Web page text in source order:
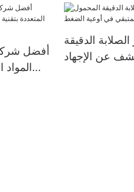
أفضل شركة
المواد
الصلابة الدقيقة
عن الإجهاد